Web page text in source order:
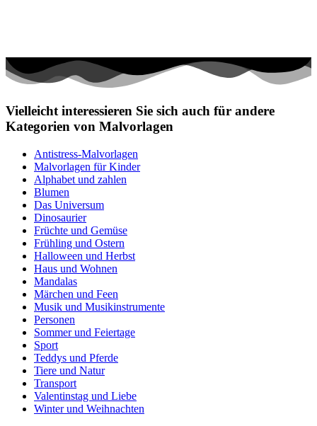
Vielleicht interessieren Sie sich auch für andere
Kategorien von Malvorlagen
Antistress-Malvorlagen
Malvorlagen für Kinder
Alphabet und zahlen
Blumen
Das Universum
Dinosaurier
Früchte und Gemüse
Frühling und Ostern
Halloween und Herbst
Haus und Wohnen
Mandalas
Märchen und Feen
Musik und Musikinstrumente
Personen
Sommer und Feiertage
Sport
Teddys und Pferde
Tiere und Natur
Transport
Valentinstag und Liebe
Winter und Weihnachten